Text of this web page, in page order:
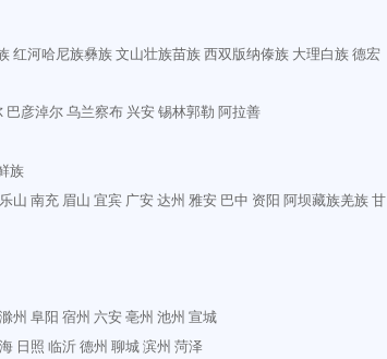
红河哈尼族彝族文山壮族苗族西双版纳傣族 大理白族德宏
巴彦淖尔乌兰察布 兴安锡林郭勒 阿拉善
族
乐山 南充 眉山 宜宾 广安达州 雅安 巴中 资阳 阿坝藏族羌族甘
滁州 阜阳 宿州 六安亳州 池州 宣城
日照 临沂德州 聊城滨州 菏泽